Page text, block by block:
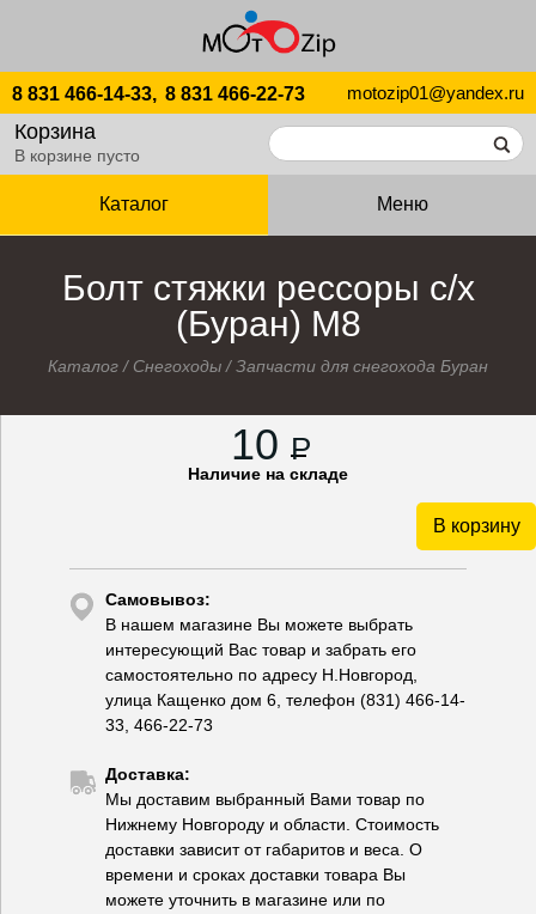
8 831 466-14-33, 8 831 466-22-73 motozip01@yandex.ru
Корзина
В корзине пусто
Каталог Меню
Болт стяжки рессоры с/х
(Буран) М8
Каталог / Снегоходы /Запчасти для снегохода Буран
10 P
Наличие на складе
В корзину
Самовывоз:
В нашем магазине Вы можете выбрать
интересующий Вас товар и забрать его
самостоятельно по адресу Н.Новгород,
улица Кащенко дом 6, телефон (831) 466-14-
33, 466-22-73
Доставка:
Мы доставим выбранный Вами товар по
Нижнему Новгороду и области. Стоимость
доставки зависит от габаритов и веса. О
времени и сроках доставки товара Вы
можете уточнить в магазине или по